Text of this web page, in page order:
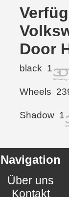
Door
black 1
Wheels
Shadow 1
Navigation
Über uns
Kontakt